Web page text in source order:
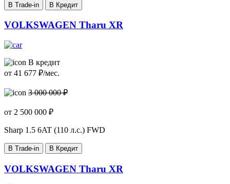
В Trade-in В Кредит
VOLKSWAGEN Tharu XR
В кредит
от 41 677 ₽/мес.
3 000 000 ₽
от 2 500 000 ₽
Sharp 1.5 6AT (110 л.с.) FWD
В Trade-in В Кредит
VOLKSWAGEN Tharu XR